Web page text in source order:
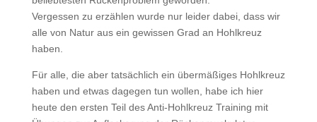
Vergessen zu erzählen wurde nur leider dabei, dass wir
alle von Natur aus ein gewissen Grad an Hohlkreuz
haben.
Für alle, die aber tatsächlich ein übermäßiges Hohlkreuz
haben und etwas dagegen tun wollen, habe ich hier
heute den ersten Teil des Anti-Hohlkreuz Training mit